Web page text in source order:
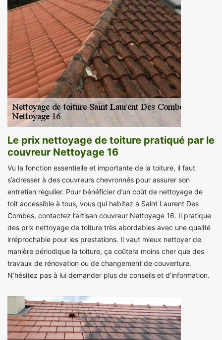
Le prix nettoyage de toiture pratiqué par le
couvreur Nettoyage 16
Vu la fonction essentielle et importante de la toiture, il faut
s’adresser à des couvreurs chevronnés pour assurer son
entretien régulier. Pour bénéficier d’un coût de nettoyage de
toit accessible à tous, vous qui habitez à Saint Laurent Des
Combes, contactez l’artisan couvreur Nettoyage 16. Il pratique
des prix nettoyage de toiture très abordables avec une qualité
irréprochable pour les prestations. Il vaut mieux nettoyer de
manière périodique la toiture, ça coûtera moins cher que des
travaux de rénovation ou de changement de couverture.
N’hésitez pas à lui demander plus de conseils et d’information.